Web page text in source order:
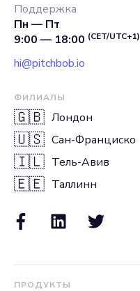
Поддержка
Пн — Пт
9:00 — 18:00 (CET/UTC+1)
hi@pitchbob.io
ФИЛИАЛЫ
🇬🇧 Лондон
🇺🇸 Сан-Франциско
🇮🇱 Тель-Авив
🇪🇪 Таллинн
ПРОДУКТЫ